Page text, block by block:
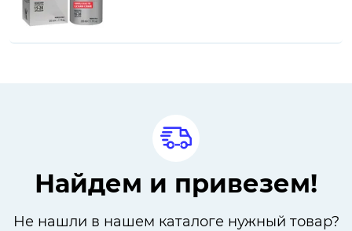
Найдем и привезем!
Не нашли в нашем каталоге нужный товар?